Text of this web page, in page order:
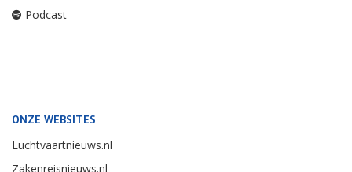
Podcast
ONZE WEBSITES
Luchtvaartnieuws.nl
Zakenreisnieuws.nl